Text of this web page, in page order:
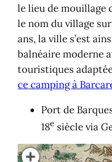
le lieu de mouillage
le nom du village
ans, la ville s’est
balnéaire moderne
touristiques
ce camping à
Port de
18e siècle via